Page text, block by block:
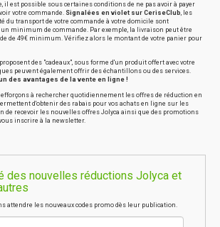
il est possible sous certaines conditions de ne pas avoir à payer
votre commande. Signalées en violet sur CeriseClub, les
du transport de votre commande à votre domicile sont
minimum de commande. Par exemple, la livraison peut être
de 49€ minimum. Vérifiez alors le montant de votre panier pour
des "cadeaux", sous forme d'un produit offert avec votre
peuvent également offrir des échantillons ou des services.
des avantages de la vente en ligne !
efforçons à rechercher quotidiennement les offres de réduction en
d'obtenir des rabais pour vos achats en ligne sur les
de recevoir les nouvelles offres Jolyca ainsi que des promotions
inscrire à la newsletter.
des nouvelles réductions Jolyca et
attendre les nouveaux codes promo dès leur publication.